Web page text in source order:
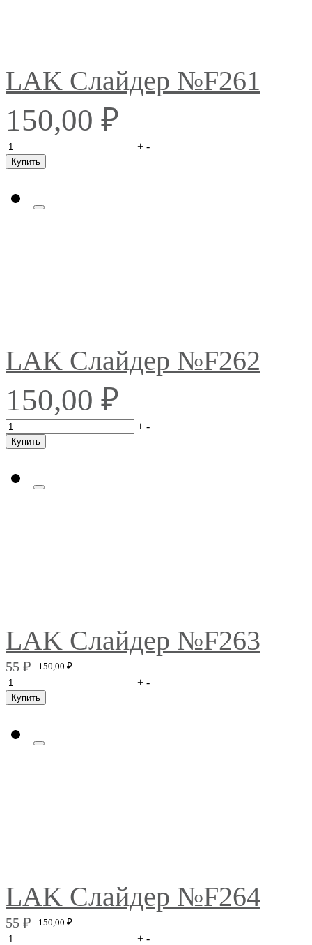
LAK Слайдер №F261
150,00 ₽
+ -
Купить
LAK Слайдер №F262
150,00 ₽
+ -
Купить
LAK Слайдер №F263
55 ₽ 150,00 ₽
+ -
Купить
LAK Слайдер №F264
55 ₽ 150,00 ₽
+ -